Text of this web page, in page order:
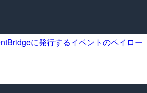
に発行するイベントのペイロー